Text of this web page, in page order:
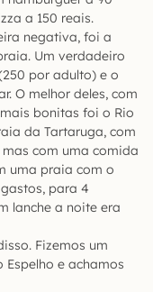
a 150 reais.
negativa, foi a
Um verdadeiro
por adulto) e o
O melhor deles, com
bonitas foi o Rio
da Tartaruga, com
com uma comida
uma praia com o
para 4
lanche a noite era
Fizemos um
e achamos